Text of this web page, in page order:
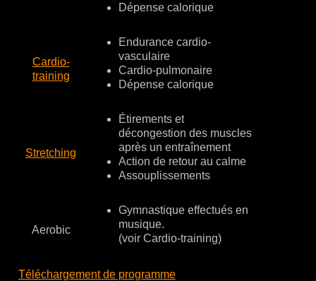
Dépense calorique
Cardio-
training
Endurance cardio-
vasculaire
Cardio-pulmonaire
Dépense calorique
Stretching
Étirements et
décongestion des muscles
après un entraînement
Action de retour au calme
Assouplissements
Aerobic
Gymnastique effectués en
musique.
(voir Cardio-training)
Téléchargement de programme